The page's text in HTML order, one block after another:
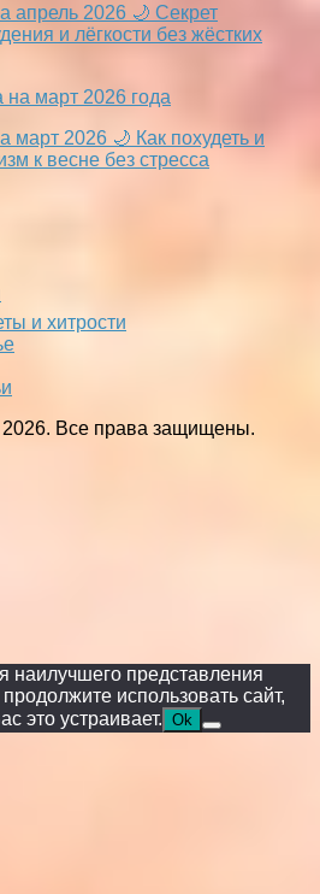
апрель 2026 🌙 Секрет
и лёгкости без жёстких
март 2026 🌙 Как похудеть и
к весне без стресса
и хитрости
Все права защищены.
наилучшего представления
использовать сайт,
это устраивает. Ok